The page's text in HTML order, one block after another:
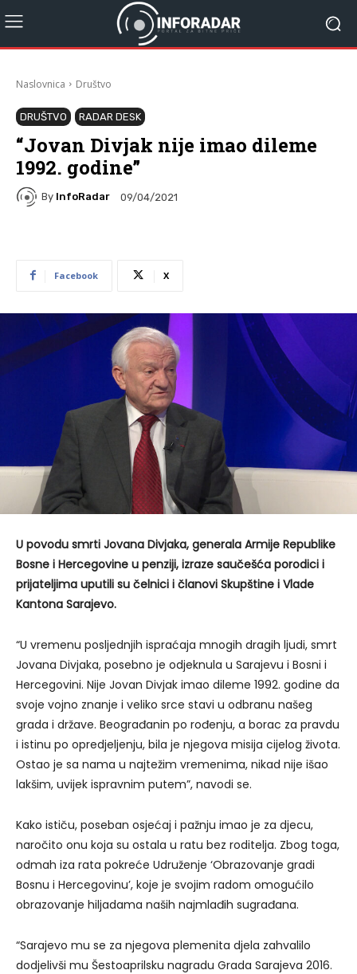
Naslovnica Društvo
DRUŠTVO RADAR DESK
“Jovan Divjak nije imao dileme
1992. godine”
By InfoRadar 09/04/2021
Facebook X
U povodu smrti Jovana Divjaka, generala Armije Republike
Bosne i Hercegovine u penziji, izraze saučešća porodici i
prijateljima uputili su čelnici i članovi Skupštine i Vlade
Kantona Sarajevo.
“U vremenu posljednjih ispraćaja mnogih dragih ljudi, smrt
Jovana Divjaka, posebno je odjeknula u Sarajevu i Bosni i
Hercegovini. Nije Jovan Divjak imao dileme 1992. godine da
svoje vojno znanje i veliko srce stavi u odbranu našeg
grada i države. Beograđanin po rođenju, a borac za pravdu
i istinu po opredjeljenju, bila je njegova misija cijelog života.
Ostao je sa nama u najtežim vremenima, nikad nije išao
lakšim, uvijek ispravnim putem”, navodi se.
Kako ističu, poseban osjećaj i pažnju imao je za djecu,
naročito onu koja su ostala u ratu bez roditelja. Zbog toga,
odmah iza rata pokreće Udruženje ‘Obrazovanje gradi
Bosnu i Hercegovinu’, koje je svojim radom omogućilo
obrazovanje hiljadama naših najmlađih sugrađana.
“Sarajevo mu se za njegova plemenita djela zahvalilo
dodjelivši mu Šestoaprilsku nagradu Grada Sarajeva 2016.